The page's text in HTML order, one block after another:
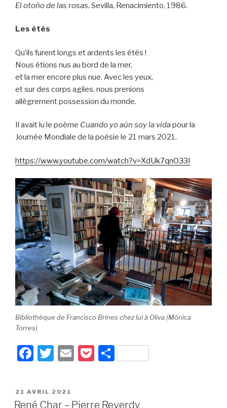
El otoño de las rosas. Sevilla, Renacimiento, 1986.
Les étés
Qu’ils furent longs et ardents les étés !
Nous étions nus au bord de la mer,
et la mer encore plus nue. Avec les yeux,
et sur des corps agiles, nous prenions
allègrement possession du monde.
Il avait lu le poème Cuando yo aún soy la vidapour la
Journée Mondiale de la poésie le 21 mars 2021.
https://www.youtube.com/watch?v=XdUk7qnO33I
Bibliothèque de Francisco Brines chez lui à Oliva (Mónica
Torres)
F
c
e
T
tt
er
E
P
k
P
g
PUBLIÉ
LE
21 AVRIL 2021
René Char – Pierre Reverdy